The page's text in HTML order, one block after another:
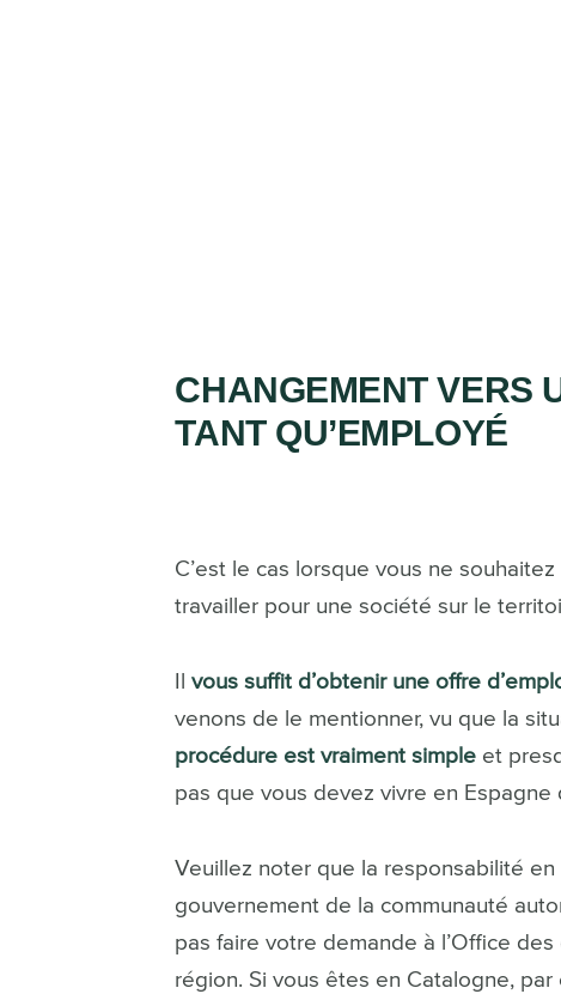
CHANGEMENT VERS
TANT QU’EMPLOYÉ
C’est le cas lorsque vous ne
travailler pour une société sur le
Ilvous suffit d’obtenir une offre
venons de le mentionner, vu que la
procédure est vraiment simple et
pas que vous devez vivre en Espagne
Veuillez noter que la responsabilité
gouvernement de la communauté
pas faire votre demande à l’Office
région. Si vous êtes en Catalogne,